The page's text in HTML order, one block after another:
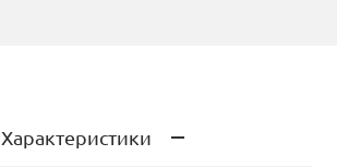
Характеристики